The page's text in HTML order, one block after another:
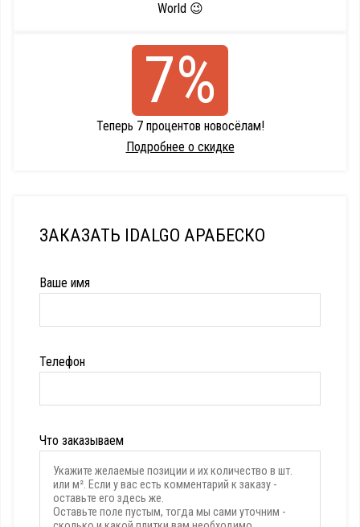
World 😉
7%
Теперь 7 процентов новосёлам!
Подробнее о скидке
ЗАКАЗАТЬ IDALGO АРАБЕСКО
Ваше имя
Телефон
Что заказываем